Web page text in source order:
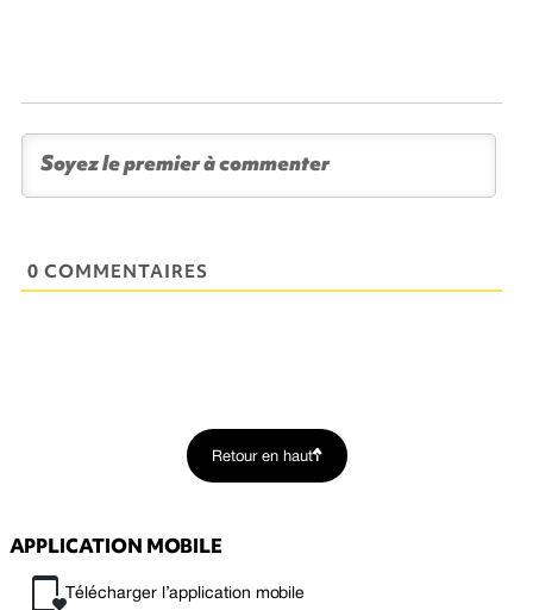
0 COMMENTAIRES
Retour en haut
APPLICATION MOBILE
Télécharger l’application mobile